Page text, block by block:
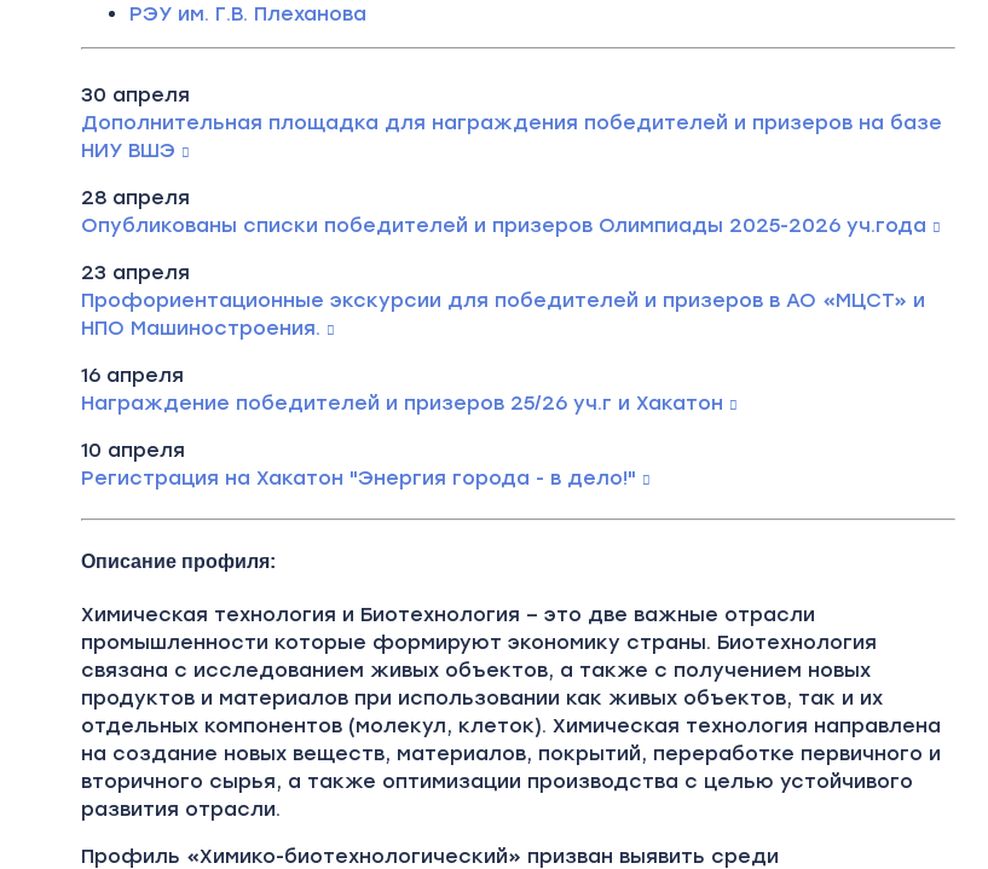
РЭУ им. Г.В. Плеханова
30 апреля
Дополнительная площадка для награждения победителей и призеров на базе
НИУ ВШЭ
28 апреля
Опубликованы списки победителей и призеров Олимпиады 2025-2026 уч.года
23 апреля
Профориентационные экскурсии для победителей и призеров в АО «МЦСТ» и
НПО Машиностроения.
16 апреля
Награждение победителей и призеров 25/26 уч.г и Хакатон
10 апреля
Регистрация на Хакатон "Энергия города - в дело!"
Описание профиля:
Химическая технология и Биотехнология – это две важные отрасли
промышленности которые формируют экономику страны. Биотехнология
связана с исследованием живых объектов, а также с получением новых
продуктов и материалов при использовании как живых объектов, так и их
отдельных компонентов (молекул, клеток). Химическая технология направлена
на создание новых веществ, материалов, покрытий, переработке первичного и
вторичного сырья, а также оптимизации производства с целью устойчивого
развития отрасли.
Профиль «Химико-биотехнологический» призван выявить среди